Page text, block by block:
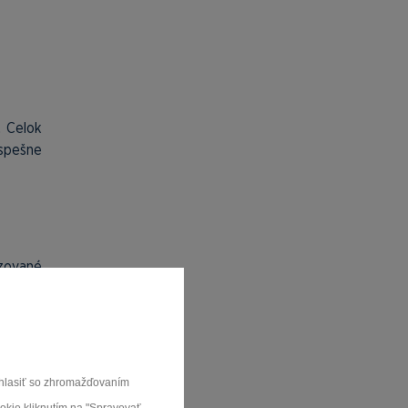
so zhromažďovaním
Celok